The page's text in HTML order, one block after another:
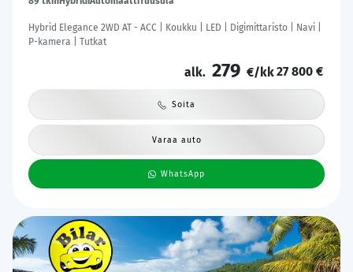
Hybrid Elegance 2WD AT - ACC | Koukku | LED | Digimittaristo | Navi |
P-kamera | Tutkat
alk. 279 €/kk27 800 €
Soita
Varaa auto
WhatsApp